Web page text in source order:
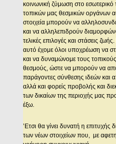
κοινωνική ζύμωση στο εσωτερικό
τοπικών μας θεσμικών οργάνων
στοιχεία μπορούν να
και να αλληλεπιδρούν
τελικές επιλογές και στάσεις ζωής.
αυτό έχομε όλοι υποχρέωση να
και να δυναμώνομε τους
θεσμούς, ώστε να μπορούν να
παράγοντες σύνθεσης ιδεών και
αλλά και φορείς προβολής και
των δικαίων της περιοχής μας
έξω.
’Ετσι θα γίνει δυνατή η επιτυχής
των νέων στοιχείων που, με